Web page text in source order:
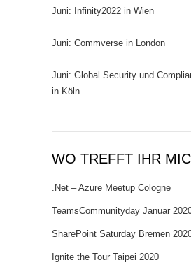
Juni: Infinity2022 in Wien
Juni: Commverse in London
Juni: Global Security und
in Köln
WO TREFFT IHR
.Net – Azure Meetup Cologne
TeamsCommunityday Januar
SharePoint Saturday Bremen
Ignite the Tour Taipei 2020